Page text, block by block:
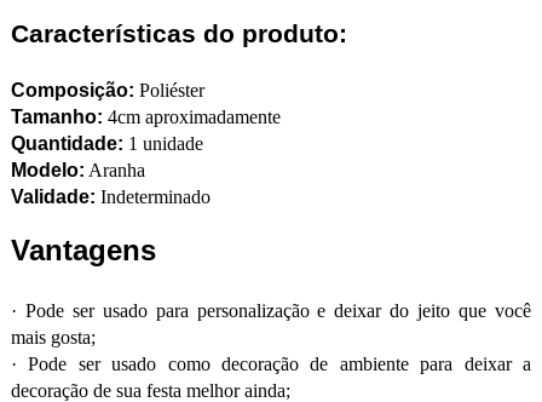
Características do produto:
Composição: Poliéster
Tamanho: 4cm aproximadamente
Quantidade: 1 unidade
Modelo: Aranha
Validade: Indeterminado
Vantagens
· Pode ser usado para personalização e deixar do jeito que você
mais gosta;
·Pode ser usado como decoração de ambiente para deixar a
decoração de sua festa melhor ainda;